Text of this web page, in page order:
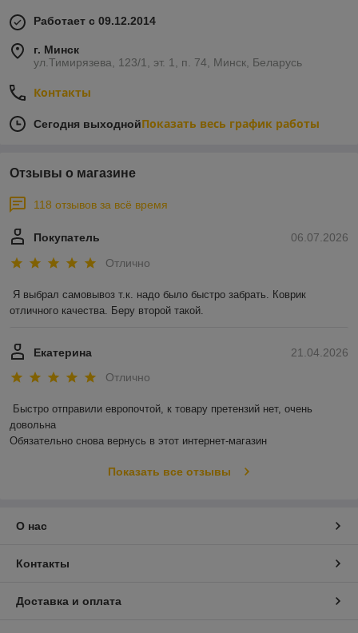
Работает с 09.12.2014
г. Минск
ул.Тимирязева, 123/1, эт. 1, п. 74, Минск, Беларусь
Контакты
Сегодня выходнойПоказать весь график работы
Отзывы о магазине
118 отзывов за всё время
06.07.2026
Покупатель
Отлично
Я выбрал самовывоз т.к. надо было быстро забрать. Коврик
отличного качества. Беру второй такой.
21.04.2026
Екатерина
Отлично
Быстро отправили европочтой, к товару претензий нет, очень
довольна
Обязательно снова вернусь в этот интернет-магазин
Показать все отзывы
О нас
Контакты
Доставка и оплата